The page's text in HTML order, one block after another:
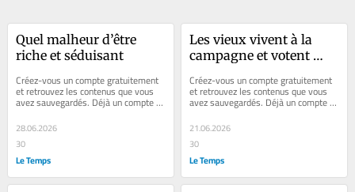
Quel malheur d’être
riche et séduisant
Créez-vous un compte gratuitement
et retrouvez les contenus que vous
avez sauvegardés. Déjà un compte ?
Se connecter Faites plaisir à vos...
28.06.2026
30
Le Temps
Les vieux vivent à la
campagne et votent
Créez-vous un compte gratuitement
et retrouvez les contenus que vous
avez sauvegardés. Déjà un compte ?
Se connecter Faites plaisir à vos...
21.06.2026
30
Le Temps